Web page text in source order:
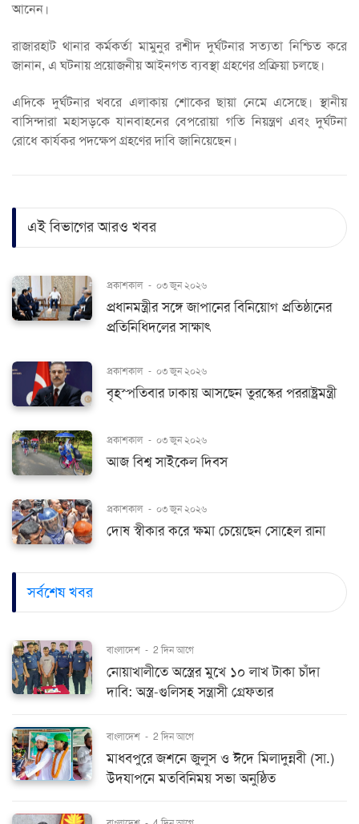
আনেন।
রাজারহাট থানার কর্মকর্তা মামুনুর রশীদ দুর্ঘটনার সত্যতা নিশ্চিত করে
জানান, এ ঘটনায় প্রয়োজনীয় আইনগত ব্যবস্থা গ্রহণের প্রক্রিয়া চলছে।
এদিকে দুর্ঘটনার খবরে এলাকায় শোকের ছায়া নেমে এসেছে। স্থানীয়
বাসিন্দারা মহাসড়কে যানবাহনের বেপরোয়া গতি নিয়ন্ত্রণ এবং দুর্ঘটনা
রোধে কার্যকর পদক্ষেপ গ্রহণের দাবি জানিয়েছেন।
এই বিভাগের আরও খবর
প্রকাশকাল - ০৩ জুন ২০২৬
প্রধানমন্ত্রীর সঙ্গে জাপানের বিনিয়োগ প্রতিষ্ঠানের
প্রতিনিধিদলের সাক্ষাৎ
প্রকাশকাল - ০৩ জুন ২০২৬
বৃহস্পতিবার ঢাকায় আসছেন তুরস্কের পররাষ্ট্রমন্ত্রী
প্রকাশকাল - ০৩ জুন ২০২৬
আজ বিশ্ব সাইকেল দিবস
প্রকাশকাল - ০৩ জুন ২০২৬
দোষ স্বীকার করে ক্ষমা চেয়েছেন সোহেল রানা
সর্বশেষ খবর
বাংলাদেশ - 2 দিন আগে
নোয়াখালীতে অস্ত্রের মুখে ১০ লাখ টাকা চাঁদা
দাবি: অস্ত্র-গুলিসহ সন্ত্রাসী গ্রেফতার
বাংলাদেশ - 2 দিন আগে
মাধবপুরে জশনে জুলুস ও ঈদে মিলাদুন্নবী (সা.)
উদযাপনে মতবিনিময় সভা অনুষ্ঠিত